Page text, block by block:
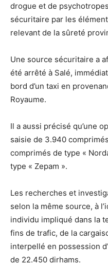
drogue et de
sécuritaire par les
relevant de la sûreté
Une source sécuritaire a
été arrêté à Salé,
bord d’un taxi en
Royaume.
Il a aussi précisé qu’une
saisie de 3.940
comprimés de type «
type « Zepam ».
Les recherches et
selon la même source, à
individu impliqué dans la
fins de trafic, de la
interpellé en possession
de 22.450 dirhams.